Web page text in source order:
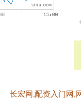
长宏网,配资入门网,